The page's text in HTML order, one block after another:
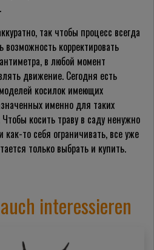
так чтобы процесс всегда
корректировать
в любой момент
движение. Сегодня есть
косилок имеющих
именно для таких
косить траву в саду ненужно
то себя ограничивать, все уже
только выбрать и купить.
interessieren